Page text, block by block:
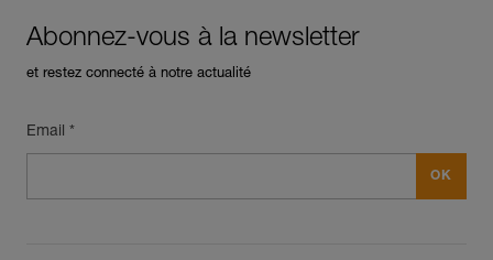
Abonnez-vous à la newsletter
et restez connecté à notre actualité
Email *